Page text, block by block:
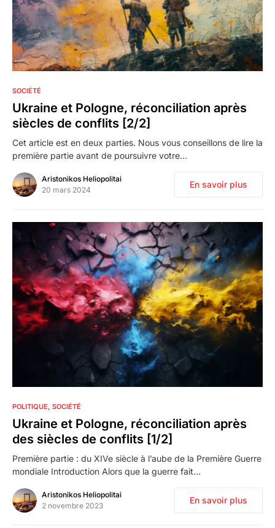
SOCIÉTÉ
Ukraine et Pologne, réconciliation après
siècles de conflits [2/2]
Cet article est en deux parties. Nous vous conseillons de lire la
première partie avant de poursuivre votre…
Aristonikos Heliopolitai
20 mars 2024
En savoir plus
POLITIQUE SOCIÉTÉ
Ukraine et Pologne, réconciliation après
des siècles de conflits [1/2]
Première partie : du XIVe siècle à l’aube de la Première Guerre
mondiale Introduction Alors que la guerre fait…
Aristonikos Heliopolitai
2 novembre 2023
En savoir plus